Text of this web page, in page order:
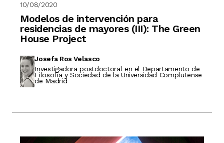
10/08/2020
Modelos de intervención para
residencias de mayores (III): The Green
House Project
Josefa Ros Velasco
Investigadora postdoctoral en el Departamento de
Filosofía y Sociedad de la Universidad Complutense
de Madrid